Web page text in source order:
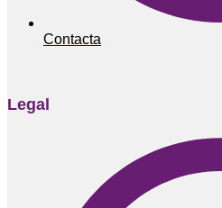
Contacta
Legal